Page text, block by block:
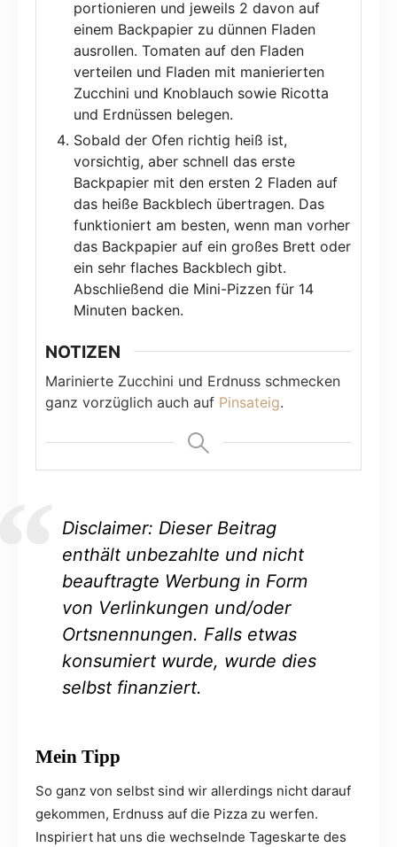
portionieren und jeweils 2 davon auf
einem Backpapier zu dünnen Fladen
ausrollen. Tomaten auf den Fladen
verteilen und Fladen mit manierierten
Zucchini und Knoblauch sowie Ricotta
und Erdnüssen belegen.
Sobald der Ofen richtig heiß ist,
vorsichtig, aber schnell das erste
Backpapier mit den ersten 2 Fladen auf
das heiße Backblech übertragen. Das
funktioniert am besten, wenn man vorher
das Backpapier auf ein großes Brett oder
ein sehr flaches Backblech gibt.
Abschließend die Mini-Pizzen für 14
Minuten backen.
NOTIZEN
Marinierte Zucchini und Erdnuss schmecken
ganz vorzüglich auch auf Pinsateig.
Disclaimer: Dieser Beitrag
enthält unbezahlte und nicht
beauftragte Werbung in Form
von Verlinkungen und/oder
Ortsnennungen. Falls etwas
konsumiert wurde, wurde dies
selbst finanziert.
Mein Tipp
So ganz von selbst sind wir allerdings nicht darauf
gekommen, Erdnuss auf die Pizza zu werfen.
Inspiriert hat uns die wechselnde Tageskarte des